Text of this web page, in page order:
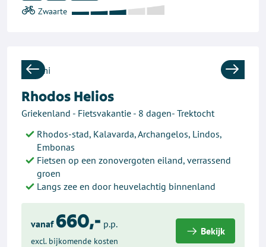
Previous Next
Rhodos Helios
Griekenland - Fietsvakantie - 8 dagen- Trektocht
Rhodos-stad, Kalavarda, Archangelos, Lindos,
Embonas
Fietsen op een zonovergoten eiland, verrassend
groen
Langs zee en door heuvelachtig binnenland
vanaf 660,- p.p.
excl. bijkomende kosten
Bekijk